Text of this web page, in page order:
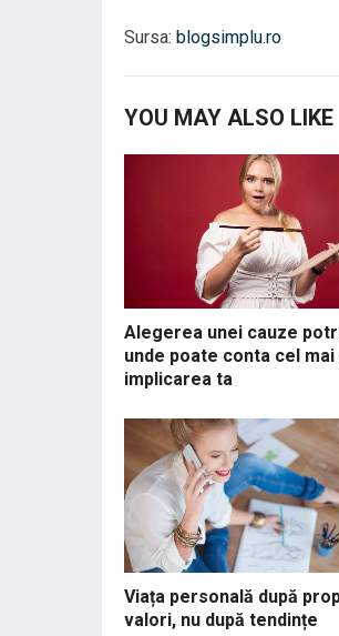
Sursa: blogsimplu.ro
YOU MAY ALSO LIKE
Alegerea unei cauze
unde poate conta cel
implicarea ta
Viața personală după
valori, nu după tendințe